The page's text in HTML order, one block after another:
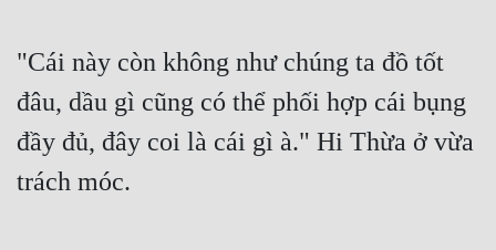
"Cái này còn không như chúng ta đồ tốt
đâu, dầu gì cũng có thể phối hợp cái bụng
đầy đủ, đây coi là cái gì à." Hi Thừa ở vừa
trách móc.